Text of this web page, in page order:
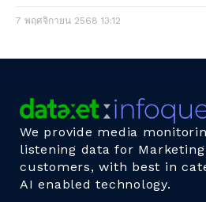
7 พฤศจิกายน 2568 13:12
We provide media
listening data for Marketing
customers, with best in
AI enabled technology.